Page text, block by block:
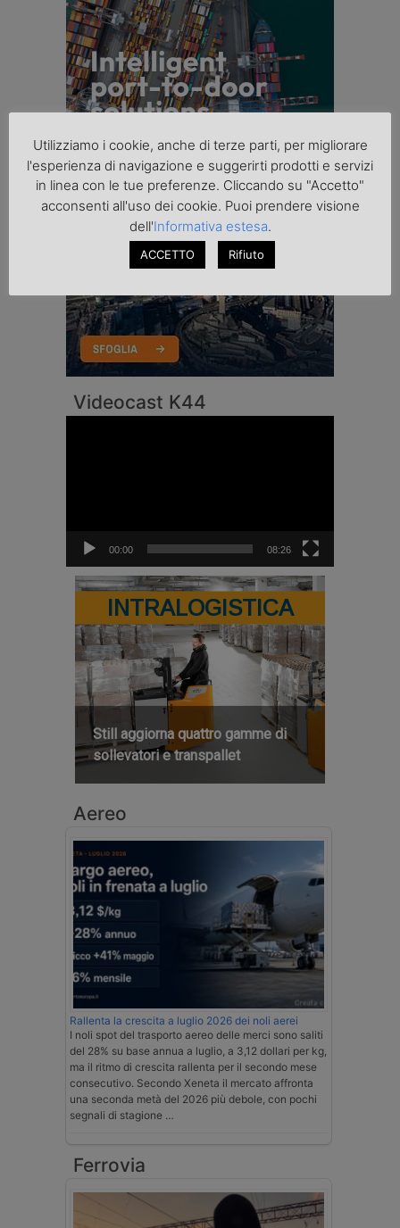
Videocast K44
00:00 08:26
INTRALOGISTICA
Still aggiorna quattro gamme di
sollevatori e transpallet
Aereo
Rallenta la crescita a luglio 2026 dei noli aerei
I noli spot del trasporto aereo delle merci sono saliti
del 28% su base annua a luglio, a 3,12 dollari per kg,
ma il ritmo di crescita rallenta per il secondo mese
consecutivo. Secondo Xeneta il mercato affronta
una seconda metà del 2026 più debole, con pochi
segnali di stagione …
Ferrovia
Utilizziamo i cookie, anche di terze parti, per migliorare
l'esperienza di navigazione e suggerirti prodotti e servizi
in linea con le tue preferenze. Cliccando su "Accetto"
acconsenti all'uso dei cookie. Puoi prendere visione
dell'Informativa estesa.
ACCETTO Rifiuto